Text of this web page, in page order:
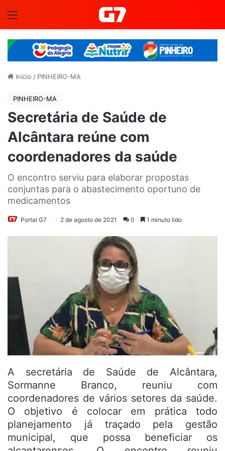
Início / PINHEIRO-MA
PINHEIRO-MA
Secretária de Saúde de
Alcântara reúne com
coordenadores da saúde
O encontro serviu para elaborar propostas
conjuntas para o abastecimento oportuno de
medicamentos
Portal G7 2 de agosto de 2021 0 1 minuto lido
A secretária de Saúde de Alcântara,
Sormanne Branco, reuniu com
coordenadores de vários setores da saúde.
O objetivo é colocar em prática todo
planejamento já traçado pela gestão
municipal, que possa beneficiar os